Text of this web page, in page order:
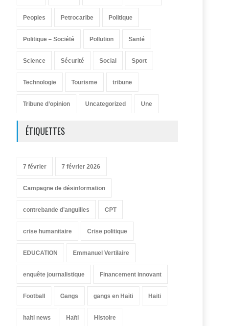
Peoples Petrocaribe Politique
Politique – Société Pollution Santé
Science Sécurité Social Sport
Technologie Tourisme tribune
Tribune d’opinion Uncategorized Une
ÉTIQUETTES
7 février 7 février 2026
Campagne de désinformation
contrebande d’anguilles CPT
crise humanitaire Crise politique
EDUCATION Emmanuel Vertilaire
enquête journalistique Financement innovant
Football Gangs gangs en Haïti Haiti
haiti news Haïti Histoire